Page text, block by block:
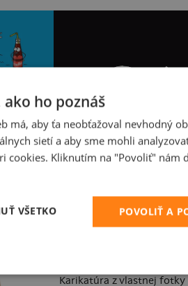
Karikatúra z vlastnej fotky
ako ho poznáš
má, aby ťa neobťažoval nevhodný
sietí a aby sme mohli
cookies. Kliknutím na "Povoliť" nám
POVOLIŤ A
VŠETKO